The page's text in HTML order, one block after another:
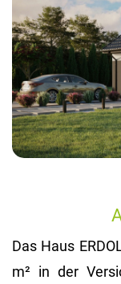
Das Haus
m² in der